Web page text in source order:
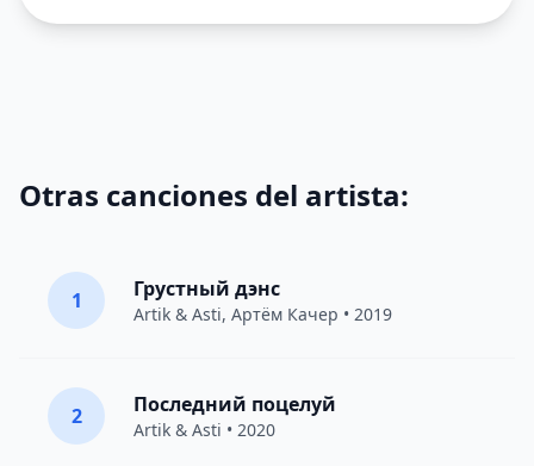
Otras canciones del artista:
1 Грустный дэнс
Artik & Asti, Артём Качер • 2019
2 Последний поцелуй
Artik & Asti • 2020